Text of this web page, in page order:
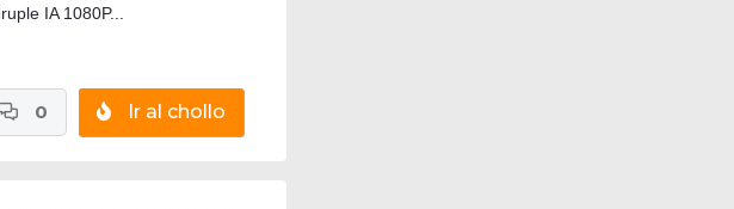
IA 1080P...
Ir al chollo
0